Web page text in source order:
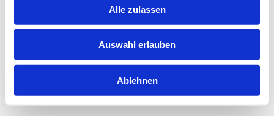
Alle zulassen
Auswahl erlauben
Ablehnen